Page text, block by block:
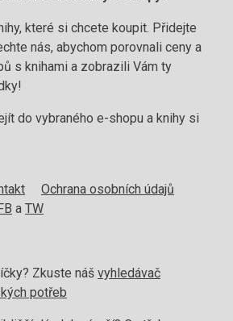
které si chcete koupit. Přidejte
nás, abychom porovnali ceny a
s knihami a zobrazili Vám ty
do vybraného e-shopu a knihy si
Ochrana osobních údajů
a TW
Zkuste náš vyhledávač
potřeb